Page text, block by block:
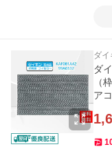
ダイ
ダ
（
ア